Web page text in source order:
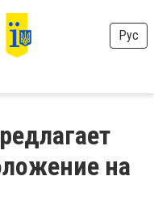
Рус
на